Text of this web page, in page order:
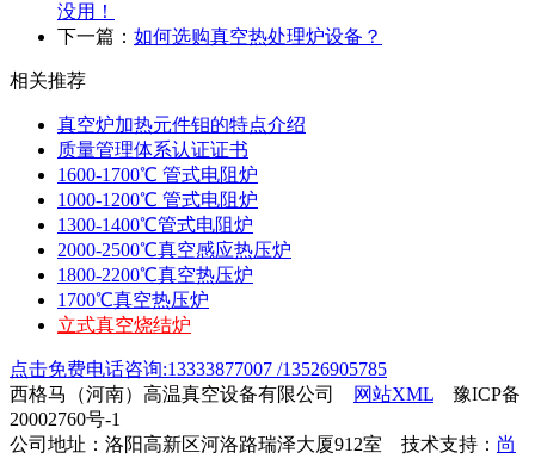
没用！
下一篇： 如何选购真空热处理炉设备？
相关推荐
真空炉加热元件钼的特点介绍
质量管理体系认证证书
1600-1700℃ 管式电阻炉
1000-1200℃ 管式电阻炉
1300-1400℃管式电阻炉
2000-2500℃真空感应热压炉
1800-2200℃真空热压炉
1700℃真空热压炉
立式真空烧结炉
点击免费电话咨询:13333877007 /13526905785
西格马（河南）高温真空设备有限公司
网站XML 豫ICP备
20002760号-1
公司地址：洛阳高新区河洛路瑞泽大厦912室 技术支持： 尚